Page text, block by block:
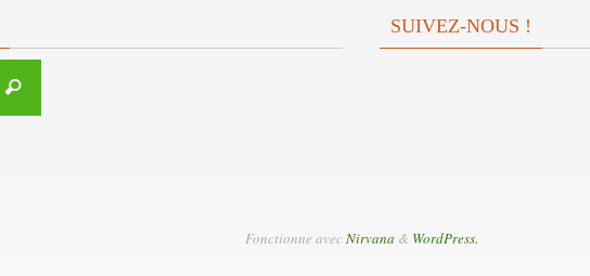
Recherche
SUIVEZ-NOUS !
Fonctionne avec Nirvana & WordPress.